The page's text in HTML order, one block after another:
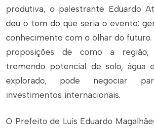
produtiva, o palestrante Eduardo
deu o tom do que seria o evento:
conhecimento com o olhar do futuro.
proposições de como a
tremendo potencial de solo, água
explorado, pode negociar
investimentos internacionais.
O Prefeito de Luís Eduardo